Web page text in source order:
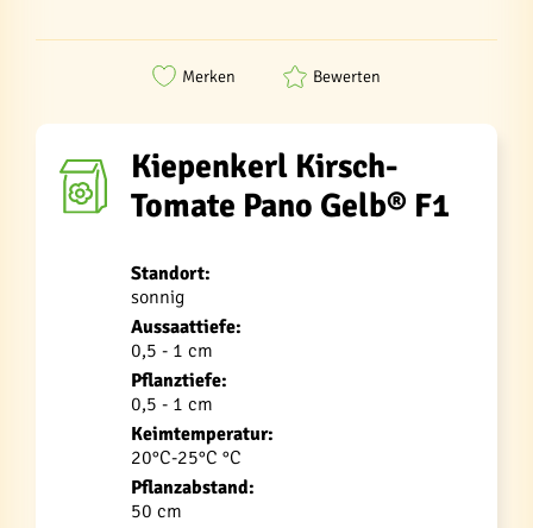
Merken Bewerten
Kiepenkerl Kirsch-
Tomate Pano Gelb® F1
Standort:
sonnig
Aussaattiefe:
0,5 - 1 cm
Pflanztiefe:
0,5 - 1 cm
Keimtemperatur:
20°C-25°C °C
Pflanzabstand:
50 cm